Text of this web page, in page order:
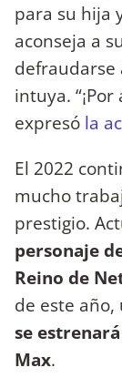
para su hija
aconseja a
defraudarse
intuya.
expresó la
El 2022
mucho
prestigio.
personaje
Reino de
de este año,
se
Max.